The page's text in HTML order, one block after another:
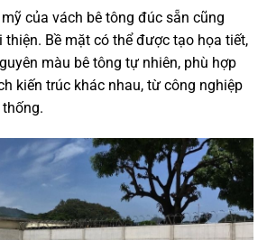
của vách bê tông đúc sẵn cũng
Bề mặt có thể được tạo họa tiết,
màu bê tông tự nhiên, phù hợp
kiến trúc khác nhau, từ công nghiệp